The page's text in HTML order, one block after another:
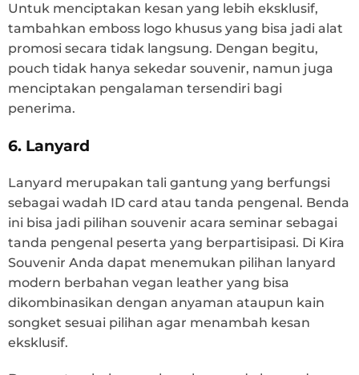
Untuk menciptakan kesan yang lebih eksklusif,
tambahkan emboss logo khusus yang bisa jadi alat
promosi secara tidak langsung. Dengan begitu,
pouch tidak hanya sekedar souvenir, namun juga
menciptakan pengalaman tersendiri bagi
penerima.
6. Lanyard
Lanyard merupakan tali gantung yang berfungsi
sebagai wadah ID card atau tanda pengenal. Benda
ini bisa jadi pilihan souvenir acara seminar sebagai
tanda pengenal peserta yang berpartisipasi. Di Kira
Souvenir Anda dapat menemukan pilihan lanyard
modern berbahan vegan leather yang bisa
dikombinasikan dengan anyaman ataupun kain
songket sesuai pilihan agar menambah kesan
eksklusif.